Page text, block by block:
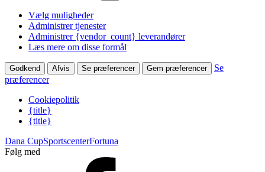
Vælg muligheder
Administrer tjenester
Administrer {vendor_count} leverandører
Læs mere om disse formål
Godkend Afvis Se præferencer Gem præferencer
Se
præferencer
Cookiepolitik
{title}
{title}
Dana CupSportscenterFortuna
Følg med